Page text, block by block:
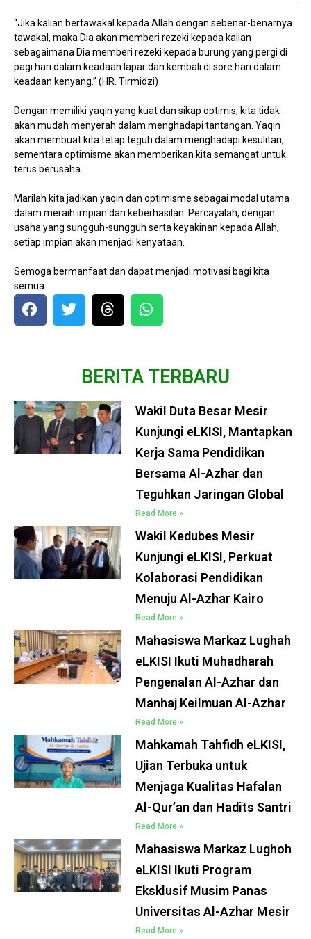
“Jika kalian bertawakal kepada Allah dengan sebenar-benarnya
tawakal, maka Dia akan memberi rezeki kepada kalian
sebagaimana Dia memberi rezeki kepada burung yang pergi di
pagi hari dalam keadaan lapar dan kembali di sore hari dalam
keadaan kenyang.” (HR. Tirmidzi)
Dengan memiliki yaqin yang kuat dan sikap optimis, kita tidak
akan mudah menyerah dalam menghadapi tantangan. Yaqin
akan membuat kita tetap teguh dalam menghadapi kesulitan,
sementara optimisme akan memberikan kita semangat untuk
terus berusaha.
Marilah kita jadikan yaqin dan optimisme sebagai modal utama
dalam meraih impian dan keberhasilan. Percayalah, dengan
usaha yang sungguh-sungguh serta keyakinan kepada Allah,
setiap impian akan menjadi kenyataan.
Semoga bermanfaat dan dapat menjadi motivasi bagi kita
semua.
BERITA TERBARU
Wakil Duta Besar Mesir
Kunjungi eLKISI, Mantapkan
Kerja Sama Pendidikan
Bersama Al-Azhar dan
Teguhkan Jaringan Global
Read More »
Wakil Kedubes Mesir
Kunjungi eLKISI, Perkuat
Kolaborasi Pendidikan
Menuju Al-Azhar Kairo
Read More »
Mahasiswa Markaz Lughah
eLKISI Ikuti Muhadharah
Pengenalan Al-Azhar dan
Manhaj Keilmuan Al-Azhar
Read More »
Mahkamah Tahfidh eLKISI,
Ujian Terbuka untuk
Menjaga Kualitas Hafalan
Al-Qur’an dan Hadits Santri
Read More »
Mahasiswa Markaz Lughoh
eLKISI Ikuti Program
Eksklusif Musim Panas
Universitas Al-Azhar Mesir
Read More »